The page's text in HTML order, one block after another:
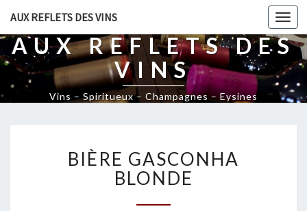
AUX REFLETS DES VINS
AUX REFLETS DES
VINS
Vins – Spiritueux – Champagnes – Eysines
I
È
R
E
BIÈRE GASCONHA
BLONDE